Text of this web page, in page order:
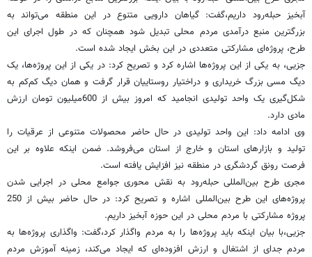
آبخیز حبله‌رود داریم،گفت: گیاهان دارویی متنوع در این منطقه می‌تواند به
بزرگترین منبع درآمدی مردم محلی تبدیل شود همچنان که در طول اجرای این
طرح، پروژه‌ای مشارکتی متعددی در این بخش ایجاد شده است.
جزیی، به یکی از این پروژه‌ها اشاره کرد و تصریح کرد: در یکی از این پروژه‌ها، یک
دیگ مسی بزرگ خریداری و دراختیار روستاییان قرار گرفت و همان دیگ کم‌کم به
شکل‌گیری یک واحد تولیدی انجامید که امروز بیش از 600میلیون تومان ارزش
مادی دارد.
وی ادامه داد: این واحد تولیدی در حال حاضر محصولات متنوعی از عرقیات را
تولید و بازارهای استان و خارج از استان می‌فروشد. ضمن اینکه علاوه بر این
فرصت رونق گردشگری در منطقه نیز افزایش یافته است.
مجری طرح بین‌المللی حبله‌رود به نقش محوری جوامع محلی در اجرایی شدن
پروژه‌های این طرح بین‌المللی اشاره و تصریح کرد: در حال حاضر بیش از 250
پروژه مشارکتی با مردم محلی در این حوزه آبخیز داریم.
جزیی،با بیان اینکه باید پروژه‌ها را به مردم واگذار کرد،گفت: واگذاری پروژه‌ها به
مردم جدای از اشتغال و ارزش افزوده‌ای که ایجاد می‌کند، زمینه آموزش مردم